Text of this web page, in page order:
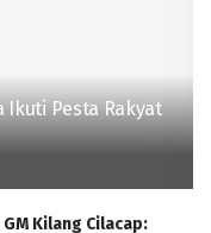
Ikuti Pesta Rakyat
Kilang Cilacap: